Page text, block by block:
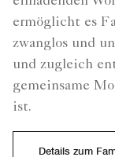
ermöglicht es
zwanglos und
und zugleich
gemeinsame
ist.
Details zum